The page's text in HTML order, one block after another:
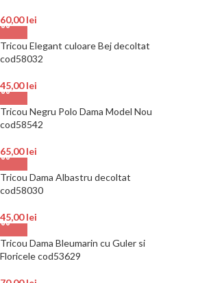
60,00lei
Tricou Elegant culoare Bej decoltat
cod58032
45,00lei
Tricou Negru Polo Dama Model Nou
cod58542
65,00lei
Tricou Dama Albastru decoltat
cod58030
45,00lei
Tricou Dama Bleumarin cu Guler si
Floricele cod53629